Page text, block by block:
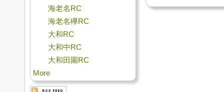
海老名RC
海老名欅RC
大和RC
大和中RC
大和田園RC
More